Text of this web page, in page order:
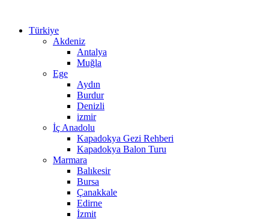
Türkiye
Akdeniz
Antalya
Muğla
Ege
Aydın
Burdur
Denizli
izmir
İç Anadolu
Kapadokya Gezi Rehberi
Kapadokya Balon Turu
Marmara
Balıkesir
Bursa
Çanakkale
Edirne
İzmit